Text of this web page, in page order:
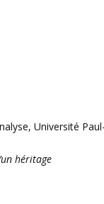
Université
héritage